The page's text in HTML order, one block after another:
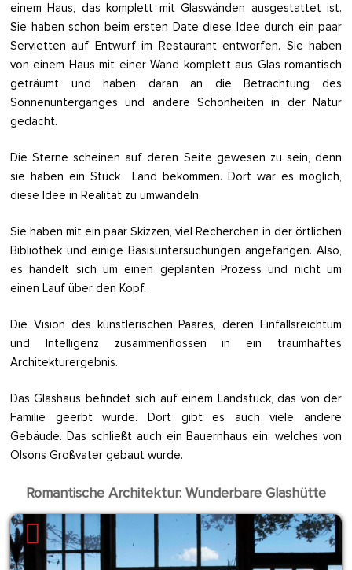
einem Haus, das komplett mit Glaswänden ausgestattet ist.
Sie haben schon beim ersten Date diese Idee durch ein paar
Servietten auf Entwurf im Restaurant entworfen. Sie haben
von einem Haus mit einer Wand komplett aus Glas romantisch
geträumt und haben daran an die Betrachtung des
Sonnenunterganges und andere Schönheiten in der Natur
gedacht.
Die Sterne scheinen auf deren Seite gewesen zu sein, denn
sie haben ein Stück Land bekommen. Dort war es möglich,
diese Idee in Realität zu umwandeln.
Sie haben mit ein paar Skizzen, viel Recherchen in der örtlichen
Bibliothek und einige Basisuntersuchungen angefangen. Also,
es handelt sich um einen geplanten Prozess und nicht um
einen Lauf über den Kopf.
Die Vision des künstlerischen Paares, deren Einfallsreichtum
und Intelligenz zusammenflossen in ein traumhaftes
Architekturergebnis.
Das Glashaus befindet sich auf einem Landstück, das von der
Familie geerbt wurde. Dort gibt es auch viele andere
Gebäude. Das schließt auch ein Bauernhaus ein, welches von
Olsons Großvater gebaut wurde.
Romantische Architektur: Wunderbare Glashütte